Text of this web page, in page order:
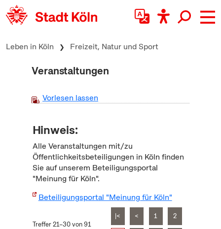
zum Inhalt springen
Leben in Köln Freizeit, Natur und Sport
Veranstaltungen
Vorlesen lassen
Hinweis:
Alle Veranstaltungen mit/zu
Öffentlichkeitsbeteiligungen in Köln finden
Sie auf unserem Beteiligungsportal
"Meinung für Köln".
Beteiligungsportal "Meinung für Köln"
Treffer 21–30 von 91
|< < 1 2